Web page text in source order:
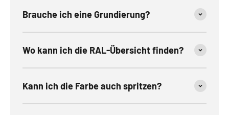
Brauche ich eine Grundierung?
Wo kann ich die RAL-Übersicht finden?
Kann ich die Farbe auch spritzen?